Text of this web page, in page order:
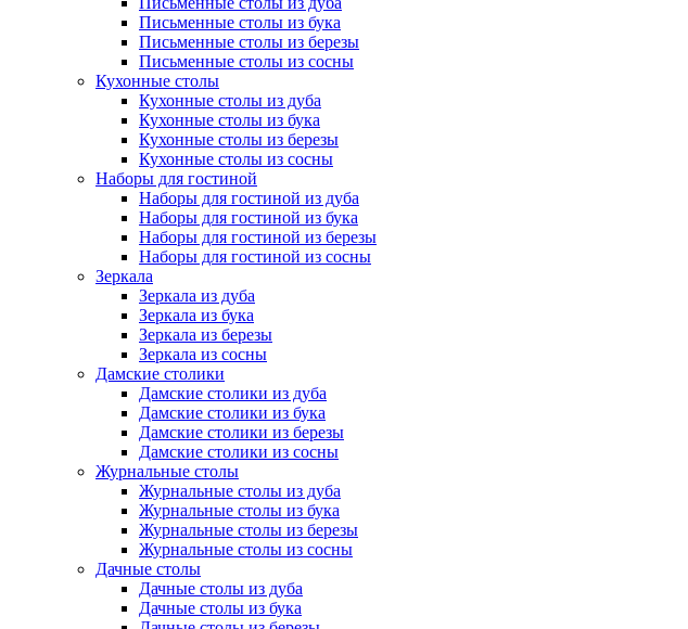
Письменные столы из бука
Письменные столы из березы
Письменные столы из сосны
Кухонные столы
Кухонные столы из дуба
Кухонные столы из бука
Кухонные столы из березы
Кухонные столы из сосны
Наборы для гостиной
Наборы для гостиной из дуба
Наборы для гостиной из бука
Наборы для гостиной из березы
Наборы для гостиной из сосны
Зеркала
Зеркала из дуба
Зеркала из бука
Зеркала из березы
Зеркала из сосны
Дамские столики
Дамские столики из дуба
Дамские столики из бука
Дамские столики из березы
Дамские столики из сосны
Журнальные столы
Журнальные столы из дуба
Журнальные столы из бука
Журнальные столы из березы
Журнальные столы из сосны
Дачные столы
Дачные столы из дуба
Дачные столы из бука